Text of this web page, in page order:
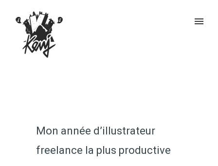
Mon année d’illustrateur
freelance la plus productive